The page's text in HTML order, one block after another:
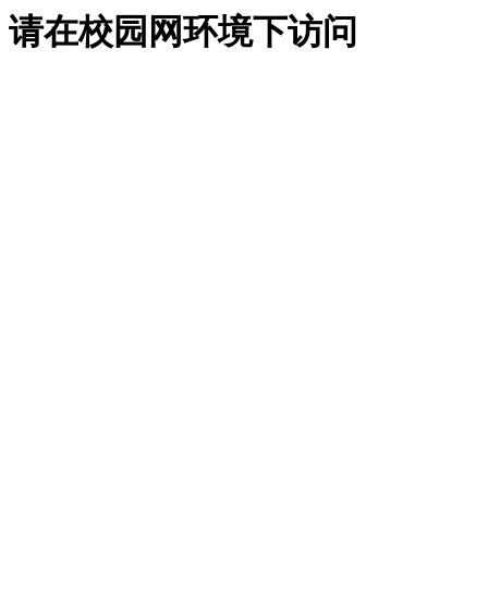
请在校园网环境下访问